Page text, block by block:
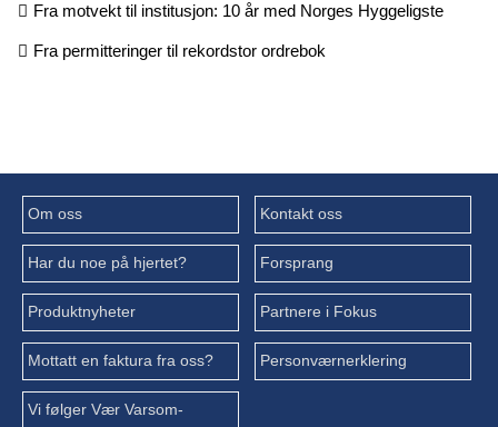
Fra motvekt til institusjon: 10 år med Norges Hyggeligste
Fra permitteringer til rekordstor ordrebok
Om oss Kontakt oss
Har du noe på hjertet? Forsprang
Produktnyheter Partnere i Fokus
Mottatt en faktura fra oss? Personværnerklering
Vi følger Vær Varsom-